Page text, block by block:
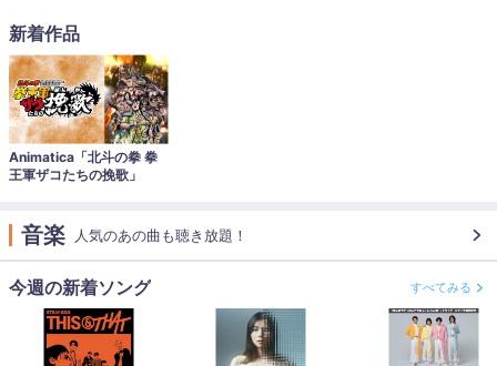
新着作品
Animatica「北斗の拳 拳
王軍ザコたちの挽歌」
音楽 人気のあの曲も聴き放題！
今週の新着ソング すべてみる